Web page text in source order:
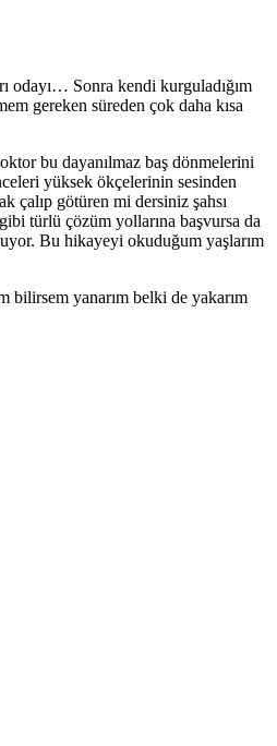
odayı… Sonra kendi kurguladığım
gereken süreden çok daha kısa
bu dayanılmaz baş dönmelerini
yüksek ökçelerinin sesinden
çalıp götüren mi dersiniz şahsı
türlü çözüm yollarına başvursa da
Bu hikayeyi okuduğum yaşlarım
bilirsem yanarım belki de yakarım